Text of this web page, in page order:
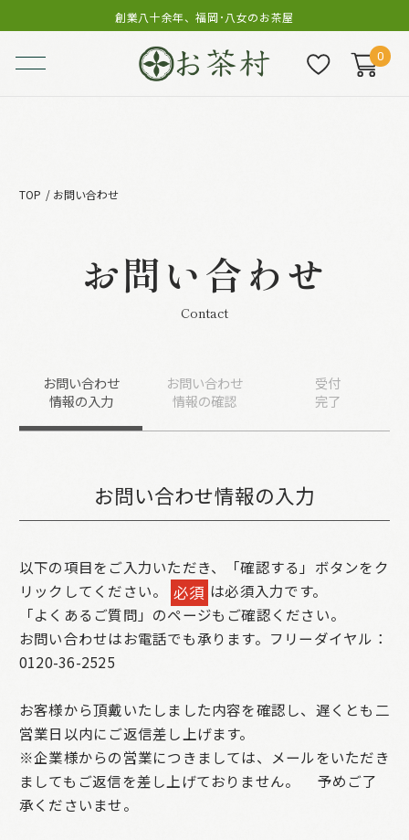
創業八十余年、福岡･八女のお茶屋
0
TOP お問い合わせ
お問い合わせ
Contact
お問い合わせ
情報の入力
お問い合わせ
情報の確認
受付
完了
お問い合わせ情報の入力
以下の項目をご入力いただき、「確認する」ボタンをク
リックしてください。
必須 は必須入力です。
「よくあるご質問」のページもご確認ください。
お問い合わせはお電話でも承ります。フリーダイヤル：
0120-36-2525
お客様から頂戴いたしました内容を確認し、遅くとも二
営業日以内にご返信差し上げます。
※企業様からの営業につきましては、メールをいただき
ましてもご返信を差し上げておりません。
予めご了
承くださいませ。